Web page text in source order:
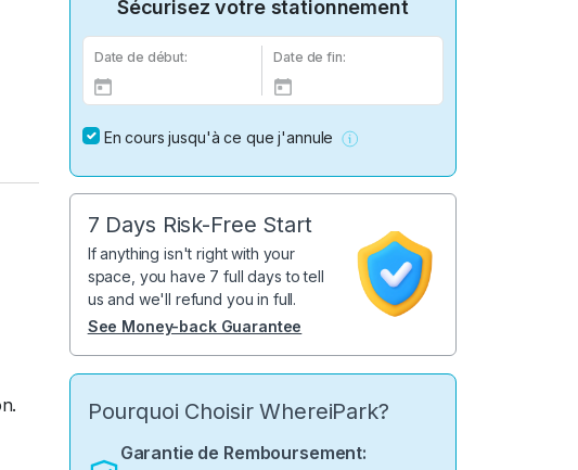
Sécurisez votre stationnement
Date de début: Date de fin:
En cours jusqu'à ce que j'annule
7 Days Risk-Free Start
If anything isn't right with your
space, you have 7 full days to tell
us and we'll refund you in full.
See Money-back Guarantee
Pourquoi Choisir WhereiPark?
Garantie de Remboursement: